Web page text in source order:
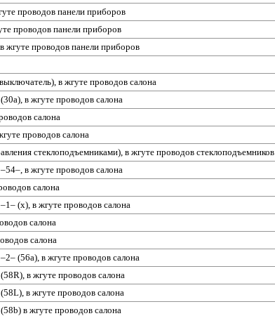
проводов панели приборов
проводов панели приборов
жгуте проводов панели приборов
в жгуте проводов салона
в жгуте проводов салона
салона
проводов салона
стеклоподъемниками), в жгуте проводов стеклоподъемников
в жгуте проводов салона
салона
(х), в жгуте проводов салона
салона
салона
(56а), в жгуте проводов салона
в жгуте проводов салона
в жгуте проводов салона
в жгуте проводов салона